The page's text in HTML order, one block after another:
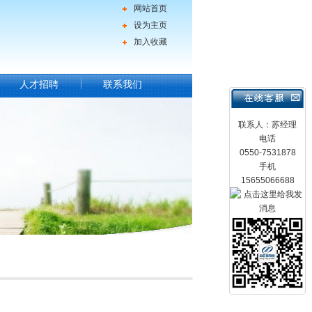
网站首页
设为主页
加入收藏
联系人：苏经理
电话
0550-7531878
手机
15655066688
人才招聘 联系我们